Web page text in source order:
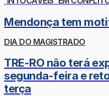
Mendonça tem
DIA DO MAGISTRADO
TRE-RO não terá
segunda-feira e
terça